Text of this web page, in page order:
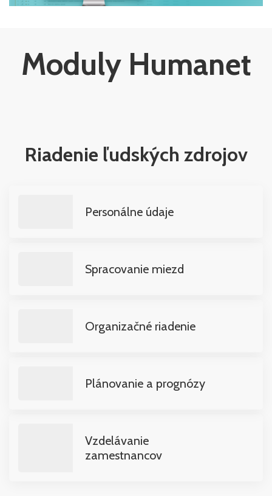
Moduly Humanet
Riadenie ľudských zdrojov
Personálne údaje
Spracovanie miezd
Organizačné riadenie
Plánovanie a prognózy
Vzdelávanie
zamestnancov